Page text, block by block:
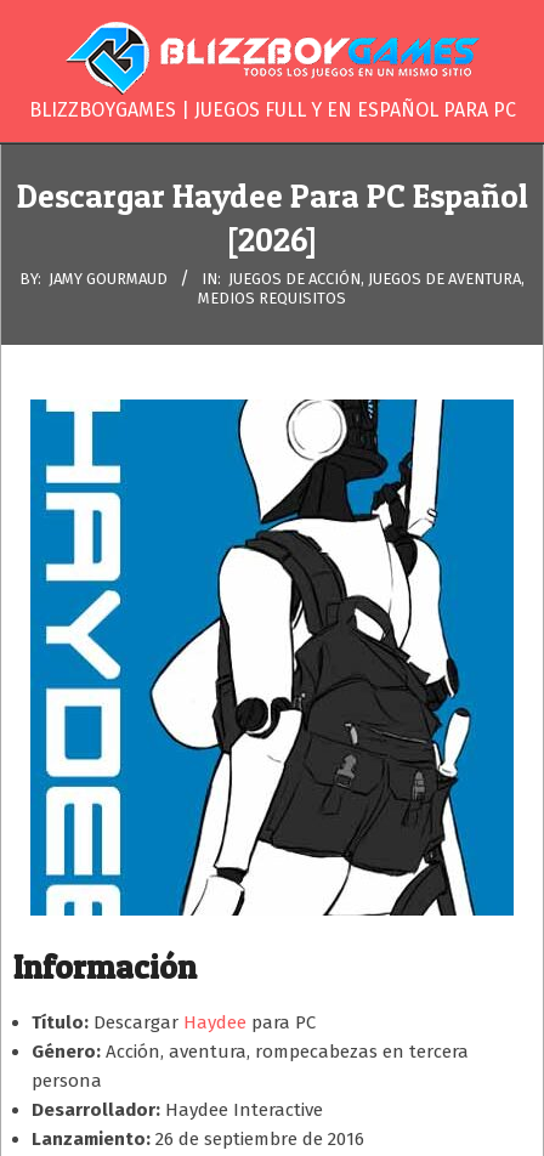
BLIZZBOYGAMES | JUEGOS FULL Y EN ESPAÑOL PARA PC
Navigation
Descargar Haydee Para PC Español
[2026]
BY: JAMY GOURMAUD IN: JUEGOS DE ACCIÓN, JUEGOS DE AVENTURA,
MEDIOS REQUISITOS
Información
Título: Descargar Haydee para PC
Género: Acción, aventura, rompecabezas en tercera
persona
Desarrollador: Haydee Interactive
Lanzamiento: 26 de septiembre de 2016